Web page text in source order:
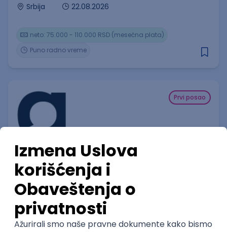
Srbija
22.08.2026
Puno radno vreme
neto: 75.000 - 110.000 RSD (mesečna plata)
Prvi posao
Customer Service Expert – Aviation
& Travel (Deutsch und Englisch)
Gevekom Customer Services d.o.o.
Rad od kuće
20.08.2026